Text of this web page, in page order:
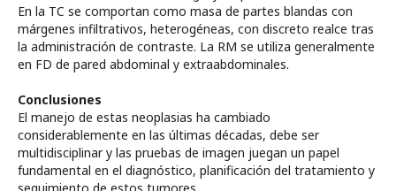
En la TC se comportan como masa de partes blandas con
márgenes infiltrativos, heterogéneas, con discreto realce tras
la administración de contraste. La RM se utiliza generalmente
en FD de pared abdominal y extraabdominales.
Conclusiones
El manejo de estas neoplasias ha cambiado
considerablemente en las últimas décadas, debe ser
multidisciplinar y las pruebas de imagen juegan un papel
fundamental en el diagnóstico, planificación del tratamiento y